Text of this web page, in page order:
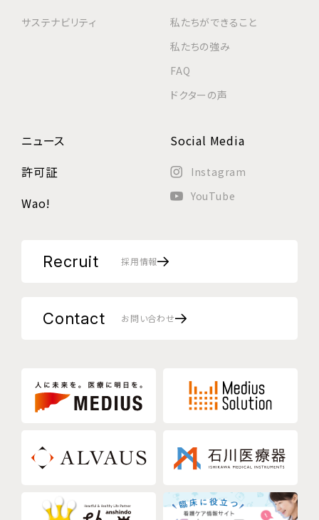
サステナビリティ
私たちができること
私たちの強み
FAQ
ドクターの声
ニュース
許可証
Wao!
Social Media
Instagram
YouTube
Recruit 採用情報
Contact お問い合わせ